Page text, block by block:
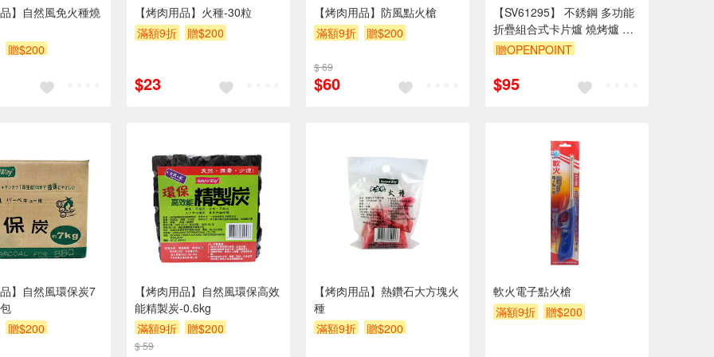
】自然風免火種燒
贈$200
【烤肉用品】火種-30粒
滿額9折
贈$200
$23
【烤肉用品】防風點火槍
滿額9折
贈$200
$ 69
$60
【SV61295】 不銹鋼 多功能
折疊組合式卡片爐 燒烤爐 便
攜可拆卸烤肉架 木炭爐 野炊
贈OPENPOINT
$95
】自然風環保炭7
贈$200
【烤肉用品】自然風環保高效
能精製炭-0.6kg
滿額9折
贈$200
$ 59
【烤肉用品】熱鑽石大方塊火
種
滿額9折
贈$200
軟火電子點火槍
滿額9折
贈$200